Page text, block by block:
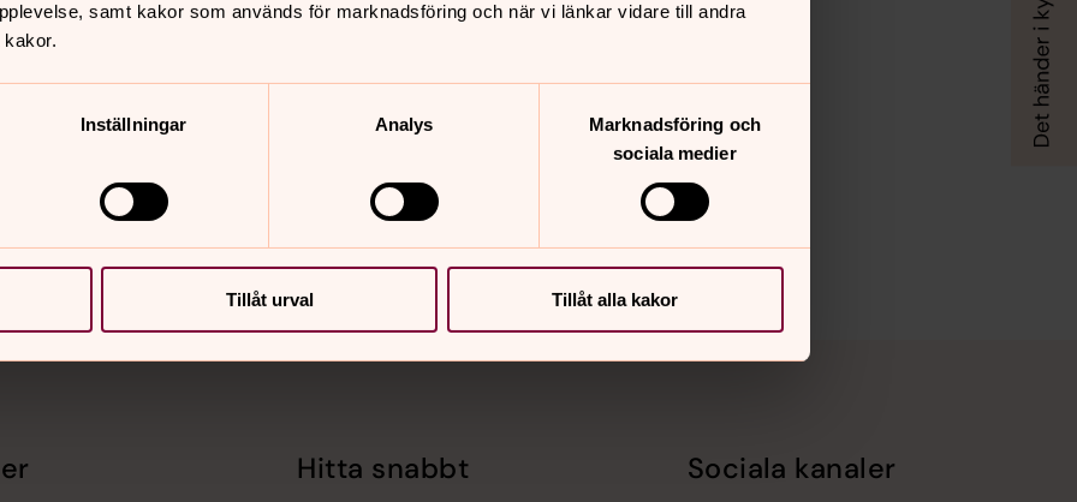
samt kakor som används för marknadsföring och när vi länkar vidare till andra
Inställningar Analys
Marknadsföring och
sociala medier
Tillåt urval Tillåt alla kakor
Hitta snabbt Sociala kanaler